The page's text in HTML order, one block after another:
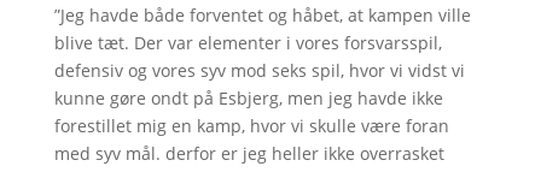
”Jeg havde både forventet og håbet, at kampen ville
blive tæt. Der var elementer i vores forsvarsspil,
defensiv og vores syv mod seks spil, hvor vi vidst vi
kunne gøre ondt på Esbjerg, men jeg havde ikke
forestillet mig en kamp, hvor vi skulle være foran
med syv mål. derfor er jeg heller ikke overrasket